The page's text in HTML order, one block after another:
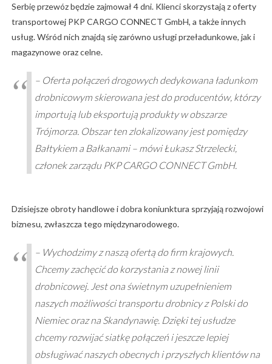
Serbię przewóz będzie zajmował 4 dni. Klienci skorzystają z oferty
transportowej PKP CARGO CONNECT GmbH, a także innych
usług. Wśród nich znajdą się zarówno usługi przeładunkowe, jak i
magazynowe oraz celne.
– Oferta połączeń drogowych dedykowana ładunkom
drobnicowym skierowana jest do producentów, którzy
importują lub eksportują produkty w obszarze
Trójmorza. Obszar ten zlokalizowany jest pomiędzy
Bałtykiem a Bałkanami – mówi Łukasz Strzelecki,
członek zarządu PKP CARGO CONNECT GmbH.
Dzisiejsze obroty handlowe i dobra koniunktura sprzyjają rozwojowi
biznesu, zwłaszcza tego międzynarodowego.
– Wychodzimy z naszą ofertą do firm krajowych.
Chcemy zachęcić do korzystania z nowej linii
drobnicowej. Jest ona świetnym uzupełnieniem
naszych możliwości transportu drobnicy z Polski do
Niemiec oraz na Skandynawię. Dzięki tej usłudze
chcemy rozwijać siatkę połączeń i jeszcze lepiej
obsługiwać naszych obecnych i przyszłych klientów na